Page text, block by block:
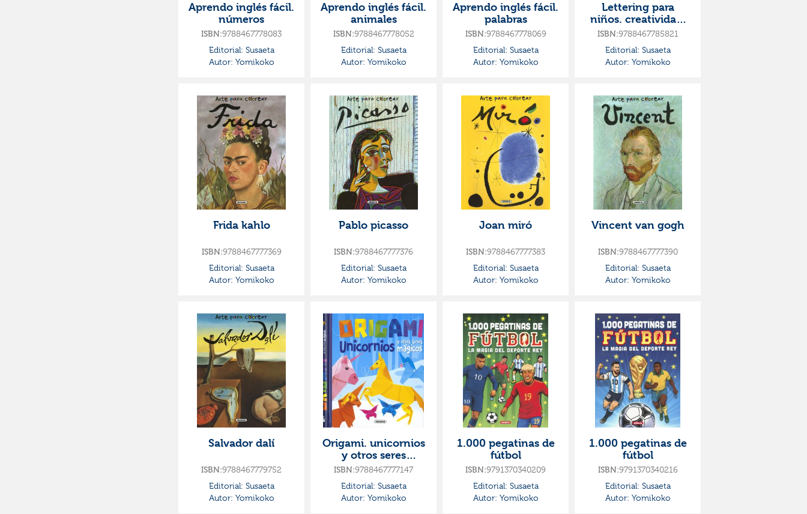
Aprendo inglés fácil.
números
ISBN:9788467778083
Editorial: Susaeta
Autor: Yomikoko
Aprendo inglés fácil.
animales
ISBN:9788467778052
Editorial: Susaeta
Autor: Yomikoko
Aprendo inglés fácil.
palabras
ISBN:9788467778069
Editorial: Susaeta
Autor: Yomikoko
Lettering para
niños. creatividad,
mindfulness
ISBN:9788467785821
Editorial: Susaeta
Autor: Yomikoko
Frida kahlo
ISBN:9788467777369
Editorial: Susaeta
Autor: Yomikoko
Pablo picasso
ISBN:9788467777376
Editorial: Susaeta
Autor: Yomikoko
Joan miró
ISBN:9788467777383
Editorial: Susaeta
Autor: Yomikoko
Vincent van gogh
ISBN:9788467777390
Editorial: Susaeta
Autor: Yomikoko
Salvador dalí
ISBN:9788467779752
Editorial: Susaeta
Autor: Yomikoko
Origami. unicornios
y otros seres
mágicos
ISBN:9788467777147
Editorial: Susaeta
Autor: Yomikoko
1.000 pegatinas de
fútbol
ISBN:9791370340209
Editorial: Susaeta
Autor: Yomikoko
1.000 pegatinas de
fútbol
ISBN:9791370340216
Editorial: Susaeta
Autor: Yomikoko